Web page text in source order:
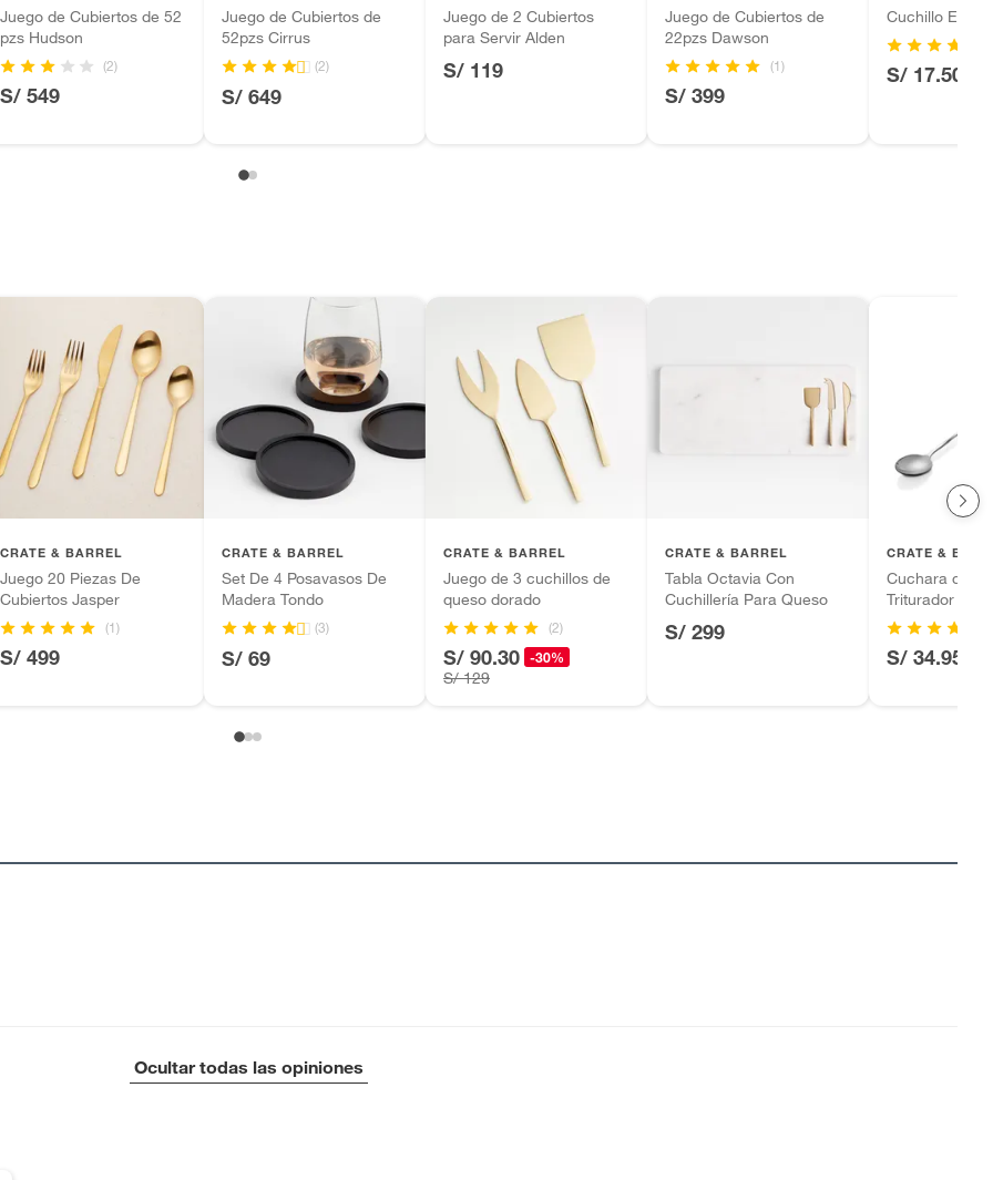
suplementos alimenticios, vitaminas.
Juego de Cubiertos de 52
pzs Hudson
(2)
S/ 549
Juego de Cubiertos de
52pzs Cirrus
(2)
S/ 649
Juego de 2 Cubiertos
para Servir Alden
S/ 119
Juego de Cubiertos de
22pzs Dawson
(1)
S/ 399
Cuchillo
S/ 17.50
CRATE & BARREL
Juego 20 Piezas De
Cubiertos Jasper
(1)
S/ 499
CRATE & BARREL
Set De 4 Posavasos De
Madera Tondo
(3)
S/ 69
CRATE & BARREL
Juego de 3 cuchillos de
queso dorado
(2)
S/ 90.30 -30%
S/ 129
CRATE & BARREL
Tabla Octavia Con
Cuchillería Para Queso
S/ 299
CRATE &
Cuchara de
Triturador
S/ 34.95
Ocultar todas las opiniones